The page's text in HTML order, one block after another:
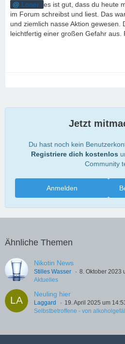
Loner es ist gut, dass du heute
im Forum schreibst und liest. Das
und ziemlich nasse Aktion gewesen.
leichtfertig einer großen Gefahr aus.
Jetzt
Du hast noch kein
Registriere dich kostenlos
Community
Anmelden
Ähnliche Themen
Nikotin News
Stilles Wasser
8. Oktober 2023
Aktuelles
Neuling hier
Laggard
19. April 2025 um
Selbstbetroffene - von